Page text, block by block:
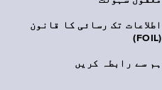
اطلاعات تک رسائی کا قانون
(FOIL)
ہم سے رابطہ کریں